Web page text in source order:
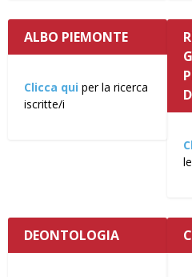
ALBO PIEMONTE
Clicca qui per la ricerca
iscritte/i
DEONTOLOGIA